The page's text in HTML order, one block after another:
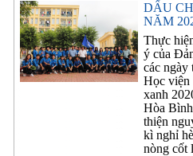
DẤU
NĂM
Thực
ý của
các ngày
Học viện
xanh
Hòa
thiện
kì nghỉ
nòng cốt